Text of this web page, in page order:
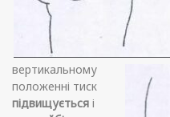
вертикальному
положенні тиск
підвищується і